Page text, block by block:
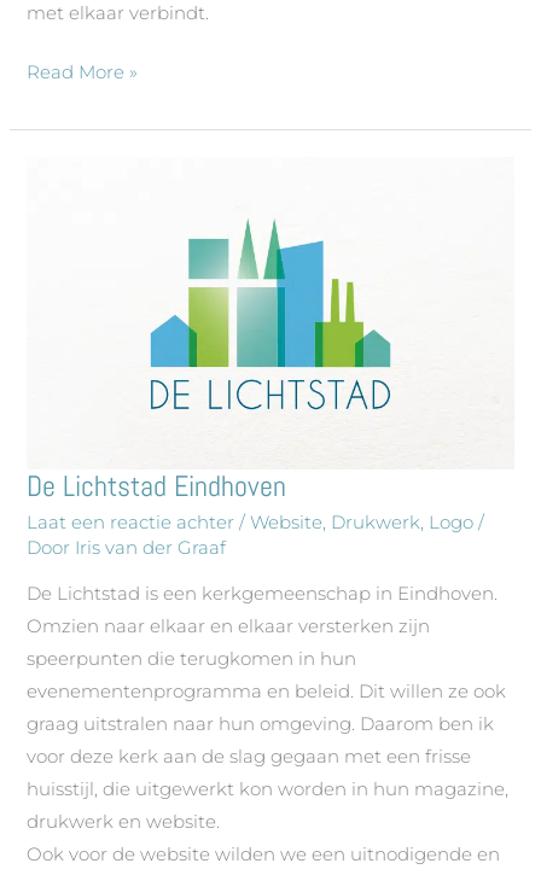
met elkaar verbindt.
Read More »
De Lichtstad Eindhoven
Laat een reactie achter /Website, Drukwerk, Logo /
Door Iris van der Graaf
De Lichtstad is een kerkgemeenschap in Eindhoven.
Omzien naar elkaar en elkaar versterken zijn
speerpunten die terugkomen in hun
evenementenprogramma en beleid. Dit willen ze ook
graag uitstralen naar hun omgeving. Daarom ben ik
voor deze kerk aan de slag gegaan met een frisse
huisstijl, die uitgewerkt kon worden in hun magazine,
drukwerk en website.
Ook voor de website wilden we een uitnodigende en
De
Lichtstad
Eindhoven